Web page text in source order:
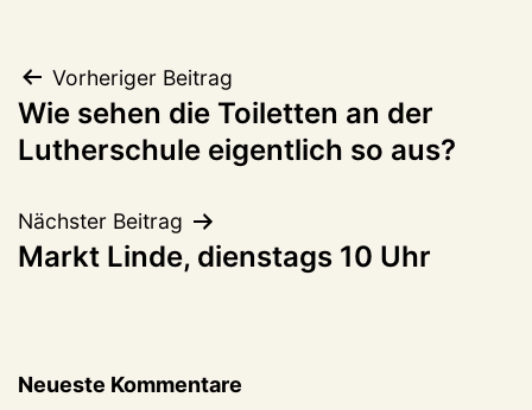
Beitragsnavigation
Vorheriger Beitrag
Wie sehen die Toiletten an der
Lutherschule eigentlich so aus?
Nächster Beitrag
Markt Linde, dienstags 10 Uhr
Neueste Kommentare